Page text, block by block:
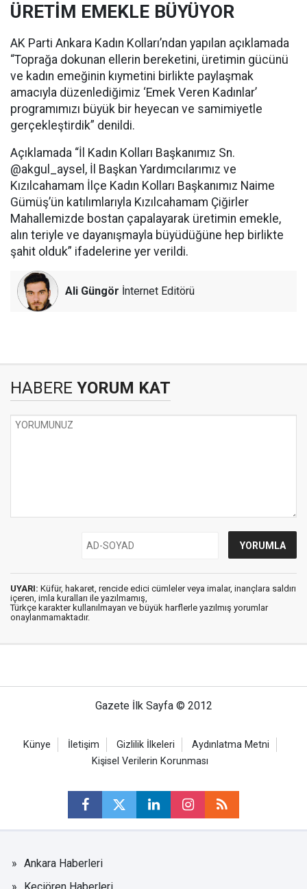
ÜRETİM EMEKLE BÜYÜYOR
AK Parti Ankara Kadın Kolları’ndan yapılan açıklamada
“Toprağa dokunan ellerin bereketini, üretimin gücünü
ve kadın emeğinin kıymetini birlikte paylaşmak
amacıyla düzenlediğimiz ‘Emek Veren Kadınlar’
programımızı büyük bir heyecan ve samimiyetle
gerçekleştirdik” denildi.
Açıklamada “İl Kadın Kolları Başkanımız Sn.
@akgul_aysel, İl Başkan Yardımcılarımız ve
Kızılcahamam İlçe Kadın Kolları Başkanımız Naime
Gümüş’ün katılımlarıyla Kızılcahamam Çiğirler
Mahallemizde bostan çapalayarak üretimin emekle,
alın teriyle ve dayanışmayla büyüdüğüne hep birlikte
şahit olduk” ifadelerine yer verildi.
Ali Güngör İnternet Editörü
HABERE YORUM KAT
UYARI: Küfür, hakaret, rencide edici cümleler veya imalar, inançlara saldırı
içeren, imla kuralları ile yazılmamış,
Türkçe karakter kullanılmayan ve büyük harflerle yazılmış yorumlar
onaylanmamaktadır.
Gazete İlk Sayfa © 2012
Künye İletişim Gizlilik İlkeleri
Aydınlatma Metni
Kişisel Verilerin Korunması
Ankara Haberleri
Keçiören Haberleri